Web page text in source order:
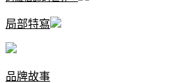
局部特寫
品牌故事